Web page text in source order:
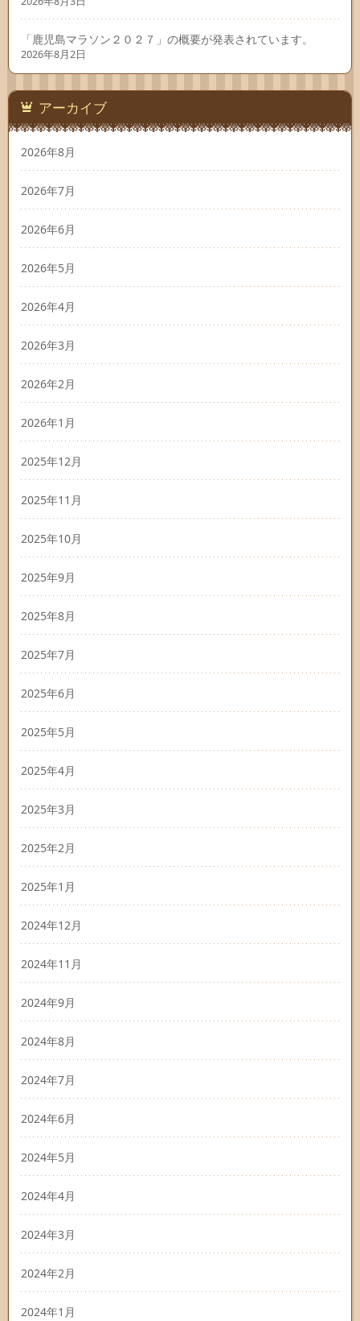
「鹿児島マラソン２０２７」の概要が発表されています。
2026年8月2日
アーカイブ
2026年8月
2026年7月
2026年6月
2026年5月
2026年4月
2026年3月
2026年2月
2026年1月
2025年12月
2025年11月
2025年10月
2025年9月
2025年8月
2025年7月
2025年6月
2025年5月
2025年4月
2025年3月
2025年2月
2025年1月
2024年12月
2024年11月
2024年9月
2024年8月
2024年7月
2024年6月
2024年5月
2024年4月
2024年3月
2024年2月
2024年1月